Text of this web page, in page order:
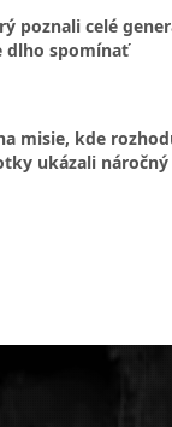
poznali celé
dlho spomínať
misie, kde
ukázali